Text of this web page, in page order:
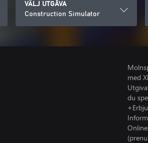
VÄLJ UTGÅVA
Construction Simulator
med
du